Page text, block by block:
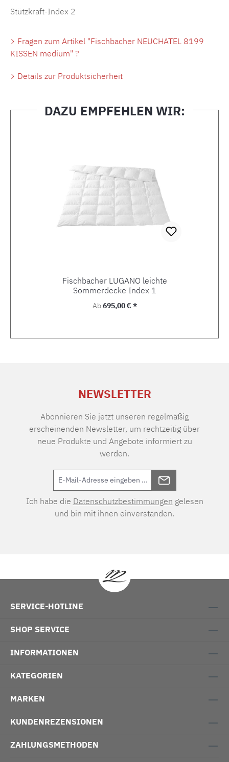
Stützkraft-Index 2
Fragen zum Artikel "Fischbacher NEUCHATEL 8199
KISSEN medium" ?
Details zur Produktsicherheit
DAZU EMPFEHLEN WIR:
Fischbacher LUGANO leichte
Sommerdecke Index 1
Regulärer Preis:
Ab695,00 € *
NEWSLETTER
Abonnieren Sie jetzt unseren regelmäßig
erscheinenden Newsletter, um rechtzeitig über
neue Produkte und Angebote informiert zu
werden.
Ich habe die Datenschutzbestimmungen gelesen
und bin mit ihnen einverstanden.
SERVICE-HOTLINE
SHOP SERVICE
INFORMATIONEN
KATEGORIEN
MARKEN
KUNDENREZENSIONEN
ZAHLUNGSMETHODEN